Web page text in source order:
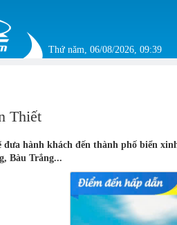
Thứ năm, 06/08/2026, 09:39
Thiết
đưa hành khách đến thành phố biển
Bàu Trắng...